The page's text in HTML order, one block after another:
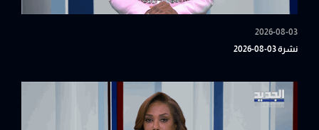
2026-08-03
نشرة 03-08-2026